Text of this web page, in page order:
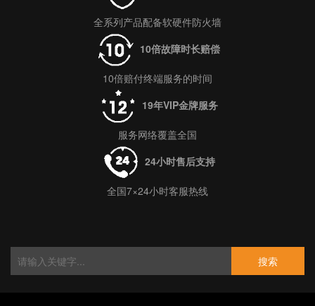
全系列产品配备软硬件防火墙
10倍故障时长赔偿
10倍赔付终端服务的时间
19年VIP金牌服务
服务网络覆盖全国
24小时售后支持
全国7×24小时客服热线
搜索